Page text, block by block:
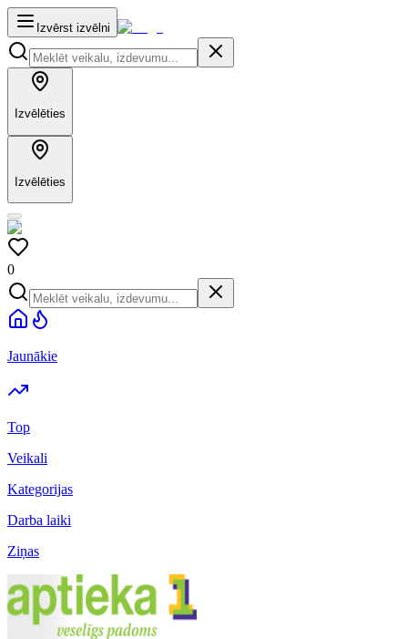
Izvērst izvēlni
Izvēlēties
Izvēlēties
0
Jaunākie
Top
Veikali
Kategorijas
Darba laiki
Ziņas